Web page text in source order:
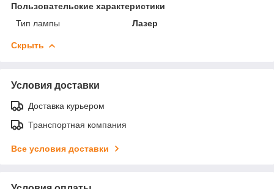
Пользовательские характеристики
Тип лампы
Лазер
Скрыть
Условия доставки
Доставка курьером
Транспортная компания
Все условия доставки